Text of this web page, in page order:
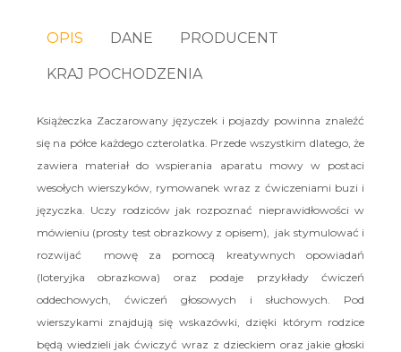
OPIS DANE PRODUCENT
KRAJ POCHODZENIA
Książeczka Zaczarowany języczek i pojazdy powinna znaleźć
się na półce każdego czterolatka. Przede wszystkim dlatego, że
zawiera materiał do wspierania aparatu mowy w postaci
wesołych wierszyków, rymowanek wraz z ćwiczeniami buzi i
języczka. Uczy rodziców jak rozpoznać nieprawidłowości w
mówieniu (prosty test obrazkowy z opisem), jak stymulować i
rozwijać mowę za pomocą kreatywnych opowiadań
(loteryjka obrazkowa) oraz podaje przykłady ćwiczeń
oddechowych, ćwiczeń głosowych i słuchowych. Pod
wierszykami znajdują się wskazówki, dzięki którym rodzice
będą wiedzieli jak ćwiczyć wraz z dzieckiem oraz jakie głoski